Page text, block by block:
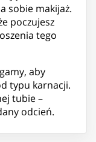
sobie makijaż.
poczujesz
tego
aby
typu karnacji.
tubie –
odcień.